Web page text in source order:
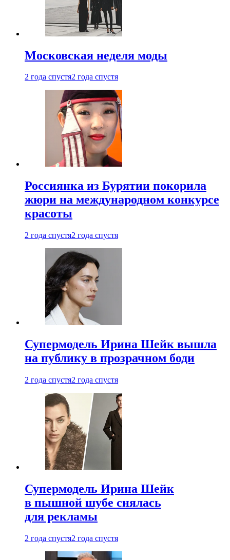
Московская неделя моды
2 года спустя2 года спустя
Россиянка из Бурятии покорила
жюри на международном конкурсе
красоты
2 года спустя2 года спустя
Супермодель Ирина Шейк вышла
на публику в прозрачном боди
2 года спустя2 года спустя
Супермодель Ирина Шейк
в пышной шубе снялась
для рекламы
2 года спустя2 года спустя